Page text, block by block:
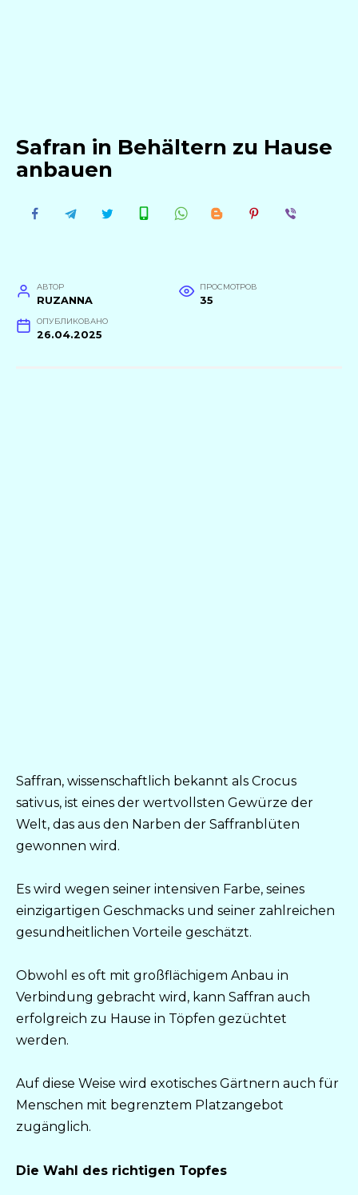
Safran in Behältern zu Hause
anbauen
АВТОР
RUZANNA
ПРОСМОТРОВ
35
ОПУБЛИКОВАНО
26.04.2025
Saffran, wissenschaftlich bekannt als Crocus
sativus, ist eines der wertvollsten Gewürze der
Welt, das aus den Narben der Saffranblüten
gewonnen wird.
Es wird wegen seiner intensiven Farbe, seines
einzigartigen Geschmacks und seiner zahlreichen
gesundheitlichen Vorteile geschätzt.
Obwohl es oft mit großflächigem Anbau in
Verbindung gebracht wird, kann Saffran auch
erfolgreich zu Hause in Töpfen gezüchtet
werden.
Auf diese Weise wird exotisches Gärtnern auch für
Menschen mit begrenztem Platzangebot
zugänglich.
Die Wahl des richtigen Topfes